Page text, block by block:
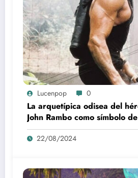
Lucenpop 0
La arquetípica odisea del
John Rambo como símbolo
alienación en la modernidad
22/08/2024